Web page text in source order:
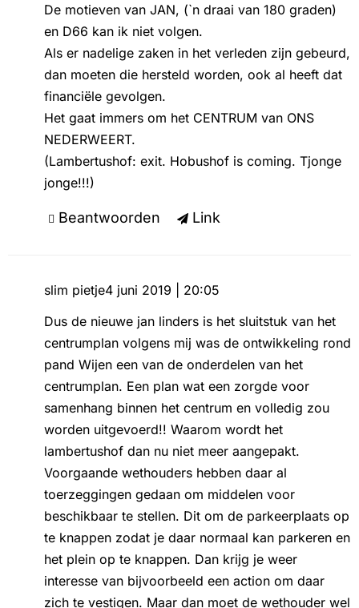
De motieven van JAN, (`n draai van 180 graden)
en D66 kan ik niet volgen.
Als er nadelige zaken in het verleden zijn gebeurd,
dan moeten die hersteld worden, ook al heeft dat
financiële gevolgen.
Het gaat immers om het CENTRUM van ONS
NEDERWEERT.
(Lambertushof: exit. Hobushof is coming. Tjonge
jonge!!!)
Beantwoorden Link
slim pietje4 juni 2019 | 20:05
Dus de nieuwe jan linders is het sluitstuk van het
centrumplan volgens mij was de ontwikkeling rond
pand Wijen een van de onderdelen van het
centrumplan. Een plan wat een zorgde voor
samenhang binnen het centrum en volledig zou
worden uitgevoerd!! Waarom wordt het
lambertushof dan nu niet meer aangepakt.
Voorgaande wethouders hebben daar al
toerzeggingen gedaan om middelen voor
beschikbaar te stellen. Dit om de parkeerplaats op
te knappen zodat je daar normaal kan parkeren en
het plein op te knappen. Dan krijg je weer
interesse van bijvoorbeeld een action om daar
zich te vestigen. Maar dan moet de wethouder wel